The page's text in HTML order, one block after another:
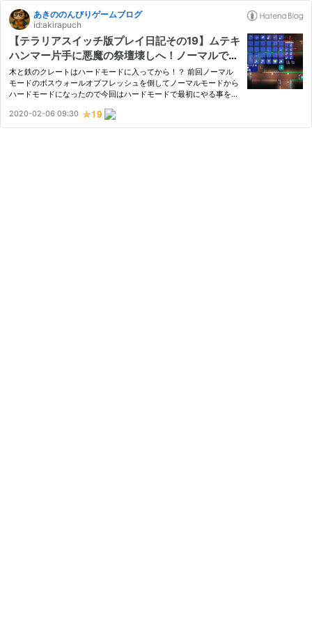
あきののんびりゲームブログ
id:akirapuch
【テラリアスイッチ版プレイ日記その19】ムテキ
ハンマー片手に悪魔の祭壇壊しへ！ノーマルで我
慢していたクレート一気開けでレア鉱石ゲット！
木と鉄のクレートはハードモードに入ってから！？ 前回ノーマル
モードのボスウォールオブフレッシュを倒してノーマルモードから
ハードモードになったので今回はハードモードで最初にやる事をし
にゲットしていた 事業用WordPressテーマなら「New Standard」
ま…
2020-02-06 09:30